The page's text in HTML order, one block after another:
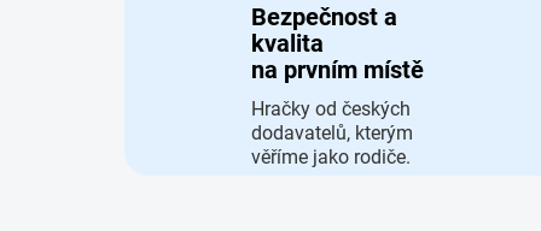
Bezpečnost a
kvalita
na prvním místě
Hračky od českých
dodavatelů, kterým
věříme jako rodiče.